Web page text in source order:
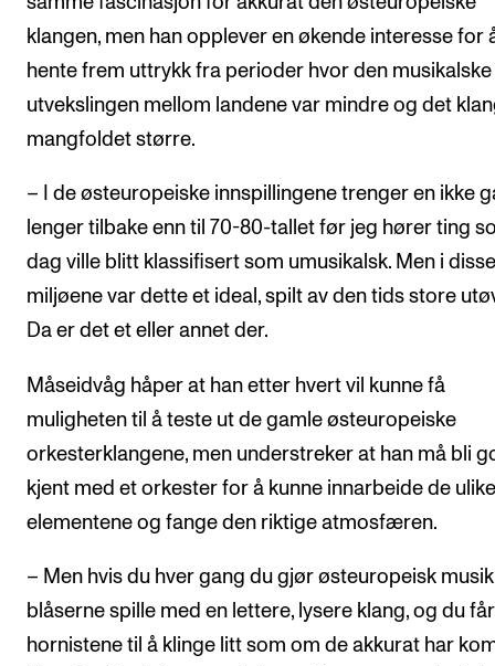
klangen, men han opplever en økende interesse for
hente frem uttrykk fra perioder hvor den musikalske
utvekslingen mellom landene var mindre og det
mangfoldet større.
– I de østeuropeiske innspillingene trenger en ikke
lenger tilbake enn til 70-80-tallet før jeg hører ting
dag ville blitt klassifisert som umusikalsk. Men i disse
miljøene var dette et ideal, spilt av den tids store
Da er det et eller annet der.
Måseidvåg håper at han etter hvert vil kunne få
muligheten til å teste ut de gamle østeuropeiske
orkesterklangene, men understreker at han må bli
kjent med et orkester for å kunne innarbeide de ulike
elementene og fange den riktige atmosfæren.
– Men hvis du hver gang du gjør østeuropeisk
blåserne spille med en lettere, lysere klang, og du får
hornistene til å klinge litt som om de akkurat har